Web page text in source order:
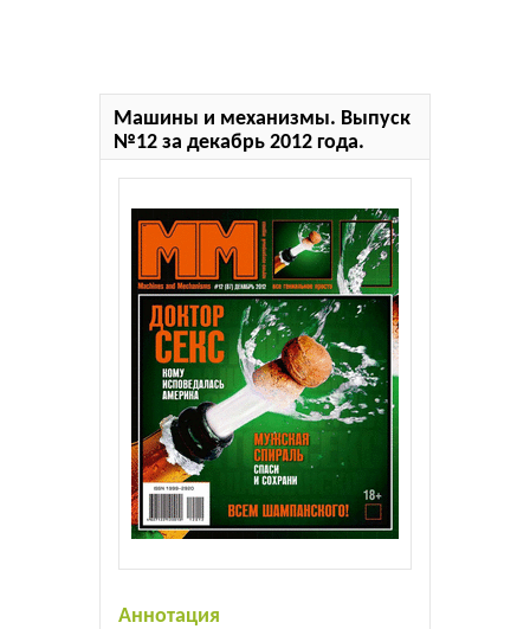
Машины и механизмы. Выпуск
№12 за декабрь 2012 года.
Аннотация